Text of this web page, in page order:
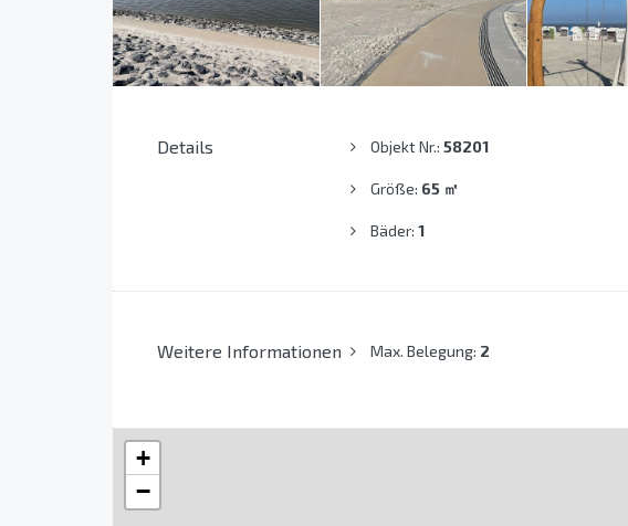
Details Objekt Nr.: 58201
Größe: 65 ㎡
Bäder: 1
Weitere Informationen Max. Belegung: 2
+
−